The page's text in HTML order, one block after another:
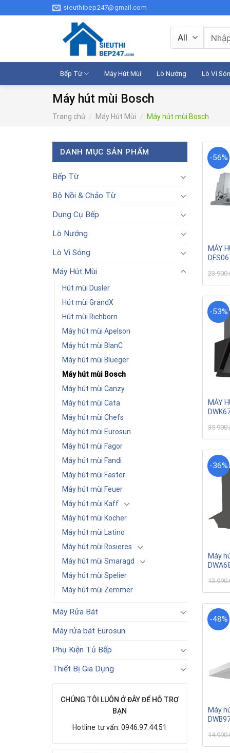
to
sieuthibep247@gmail.com
Tìm
kiếm:
Bếp Từ Máy Hút Mùi Lò Nướng Lò Vi
Máy hút mùi Bosch
Trang chủ / Máy Hút Mùi / Máy hút mùi Bosch
DANH MỤC SẢN PHẨM
Bếp Từ
Bộ Nồi & Chảo Từ
Dụng Cụ Bếp
Lò Nướng
Lò Vi Sóng
Máy Hút Mùi
Hút mùi Dusler
Hút mùi GrandX
Hút mùi Richborn
Máy hút mùi Apelson
Máy hút mùi BlanC
Máy hút mùi Blueger
Máy hút mùi Bosch
Máy hút mùi Canzy
Máy hút mùi Cata
Máy hút mùi Chefs
Máy hút mùi Eurosun
Máy hút mùi Fagor
Máy hút mùi Fandi
Máy hút mùi Faster
Máy hút mùi Feuer
Máy hút mùi Kaff
Máy hút mùi Kocher
Máy hút mùi Latino
Máy hút mùi Rosieres
Máy hút mùi Smaragd
Máy hút mùi Spelier
Máy hút mùi Zemmer
Máy Rửa Bát
Máy rửa bát Eurosun
Phụ Kiện Tủ Bếp
Thiết Bị Gia Dụng
CHÚNG TÔI LUÔN Ở ĐÂY ĐỂ HỖ TRỢ
BẠN
Hotline tư vấn: 0946.97.44.51
-56%
MÁY
-53%
MÁY
-36%
Máy
-48%
Máy